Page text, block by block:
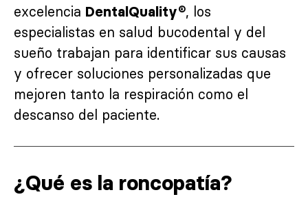
excelencia DentalQuality®, los
especialistas en salud bucodental y del
sueño trabajan para identificar sus causas
y ofrecer soluciones personalizadas que
mejoren tanto la respiración como el
descanso del paciente.
¿Qué es la roncopatía?